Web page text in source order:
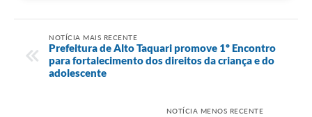
NOTÍCIA MAIS RECENTE
Prefeitura de Alto Taquari promove 1º Encontro
para fortalecimento dos direitos da criança e do
adolescente
NOTÍCIA MENOS RECENTE